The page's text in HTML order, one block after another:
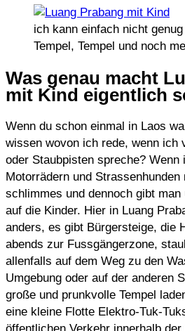
ich kann einfach nicht
Tempel, Tempel und noch
Was genau macht
mit Kind eigentlich
Wenn du schon einmal in Laos
wissen wovon ich rede, wenn ich
oder Staubpisten spreche? Wenn
Motorrädern und
schlimmes und dennoch gibt
auf die Kinder. Hier in Luang
anders, es gibt Bürgersteige, die
abends zur Fussgängerzone,
allenfalls auf dem Weg zu den
Umgebung oder auf der anderen
große und prunkvolle Tempel
eine kleine Flotte Elektro-Tuk-